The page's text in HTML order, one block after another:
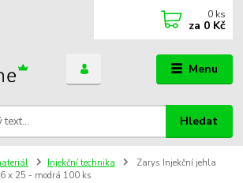
Menu
Hledat
0 ks
za 0 Kč
Injekční technika
Zarys Injekční jehla
x 25 - modrá 100 ks